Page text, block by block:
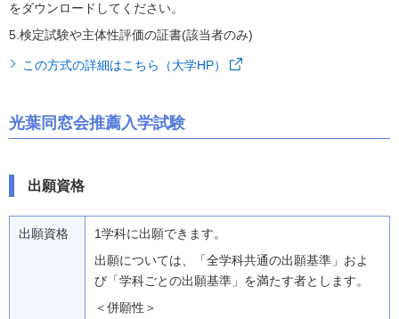
をダウンロードしてください。
5.検定試験や主体性評価の証書(該当者のみ)
この方式の詳細はこちら（大学HP）
光葉同窓会推薦入学試験
出願資格
出願資格
1学科に出願できます。
出願については、「全学科共通の出願基準」およ
び「学科ごとの出願基準」を満たす者とします。
＜併願性＞